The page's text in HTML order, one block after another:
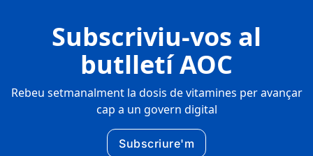
Subscriviu-vos al
butlletí AOC
Rebeu setmanalment la dosis de vitamines per avançar
cap a un govern digital
Subscriure'm